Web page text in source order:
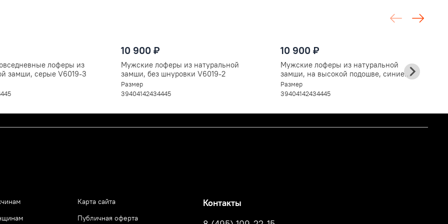
(справа внизу) в любой удобный
лоферы из
замши, серые V6019-3
45
10 900 ₽
Мужские лоферы из натуральной
замши, без шнуровки V6019-2
Размер
39404142434445
10 900 ₽
Мужские лоферы из натуральной
замши, на высокой подошве, синие
V6011
Размер
39404142434445
Карта сайта
Публичная оферта
Контакты